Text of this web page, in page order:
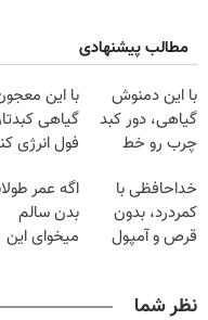
مطالب پیشنهادی
با این دمنوش
گیاهی، دور کبد
چرب رو خط
با این
گیاهی
فول انرژی
خداحافظی با
کمردرد، بدون
قرص و آمپول
اگه عمر
بدن سالم
میخوای این
نظر شما